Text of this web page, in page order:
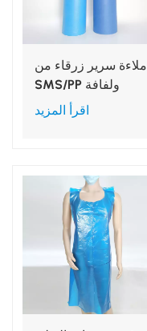
ملاءة سرير زرقاء من
SMS/PP ولفافة
ملاءة سرير لطاولة
التدليك
اقرأ المزيد